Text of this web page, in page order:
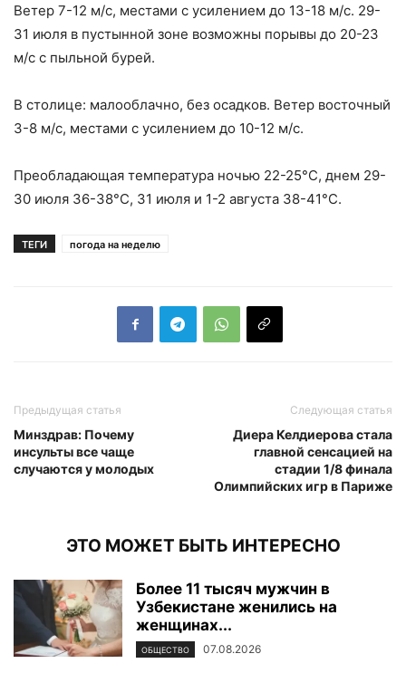
Ветер 7-12 м/с, местами с усилением до 13-18 м/с. 29-
31 июля в пустынной зоне возможны порывы до 20-23
м/с с пыльной бурей.
В столице: малооблачно, без осадков. Ветер восточный
3-8 м/с, местами с усилением до 10-12 м/с.
Преобладающая температура ночью 22-25°С, днем 29-
30 июля 36-38°С, 31 июля и 1-2 августа 38-41°С.
ТЕГИ погода на неделю
Предыдущая статья
Минздрав: Почему
инсульты все чаще
случаются у молодых
Следующая статья
Диера Келдиерова стала
главной сенсацией на
стадии 1/8 финала
Олимпийских игр в Париже
ЭТО МОЖЕТ БЫТЬ ИНТЕРЕСНО
Более 11 тысяч мужчин в
Узбекистане женились на
женщинах...
ОБЩЕСТВО 07.08.2026